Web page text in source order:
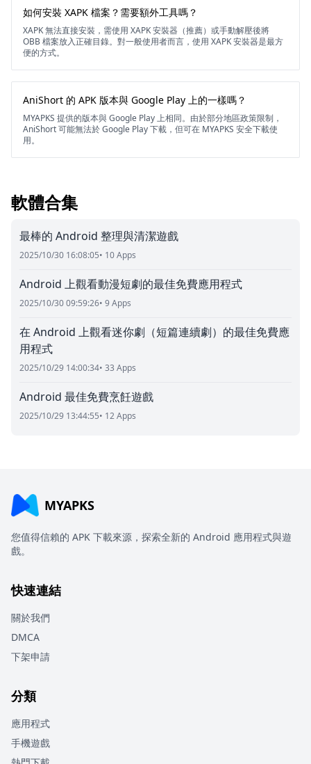
如何安裝 XAPK 檔案？需要額外工具嗎？
XAPK 無法直接安裝，需使用 XAPK 安裝器（推薦）或手動解壓後將
OBB 檔案放入正確目錄。對一般使用者而言，使用 XAPK 安裝器是最方
便的方式。
AniShort 的 APK 版本與 Google Play 上的一樣嗎？
MYAPKS 提供的版本與 Google Play 上相同。由於部分地區政策限制，
AniShort 可能無法於 Google Play 下載，但可在 MYAPKS 安全下載使
用。
軟體合集
最棒的 Android 整理與清潔遊戲
2025/10/30 16:08:05• 10 Apps
Android 上觀看動漫短劇的最佳免費應用程式
2025/10/30 09:59:26• 9 Apps
在 Android 上觀看迷你劇（短篇連續劇）的最佳免費應
用程式
2025/10/29 14:00:34• 33 Apps
Android 最佳免費烹飪遊戲
2025/10/29 13:44:55• 12 Apps
MYAPKS
您值得信賴的 APK 下載來源，探索全新的 Android 應用程式與遊
戲。
快速連結
關於我們
DMCA
下架申請
分類
應用程式
手機遊戲